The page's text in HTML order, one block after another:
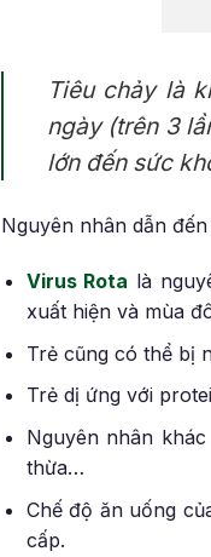
Tiêu chảy là
ngày (trên 3
lớn đến sức
Nguyên nhân dẫn
Virus Rota là
xuất hiện và mùa
Trẻ cũng có thể bị
Trẻ dị ứng với
Nguyên nhân
thừa…
Chế độ ăn uống
cấp.